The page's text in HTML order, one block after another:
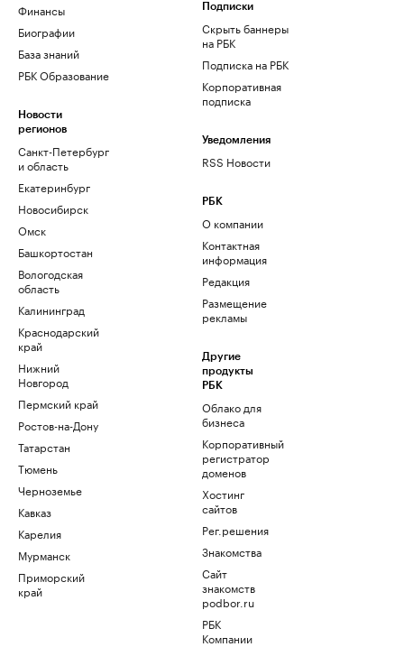
Финансы
Биографии
База знаний
РБК Образование
Новости
регионов
Санкт-Петербург
и область
Екатеринбург
Новосибирск
Омск
Башкортостан
Вологодская
область
Калининград
Краснодарский
край
Нижний
Новгород
Пермский край
Ростов-на-Дону
Татарстан
Тюмень
Черноземье
Кавказ
Карелия
Мурманск
Приморский
край
Подписки
Скрыть баннеры
на РБК
Подписка на РБК
Корпоративная
подписка
Уведомления
RSS Новости
РБК
О компании
Контактная
информация
Редакция
Размещение
рекламы
Другие
продукты
РБК
Облако для
бизнеса
Корпоративный
регистратор
доменов
Хостинг
сайтов
Рег.решения
Знакомства
Сайт
знакомств
podbor.ru
РБК
Компании